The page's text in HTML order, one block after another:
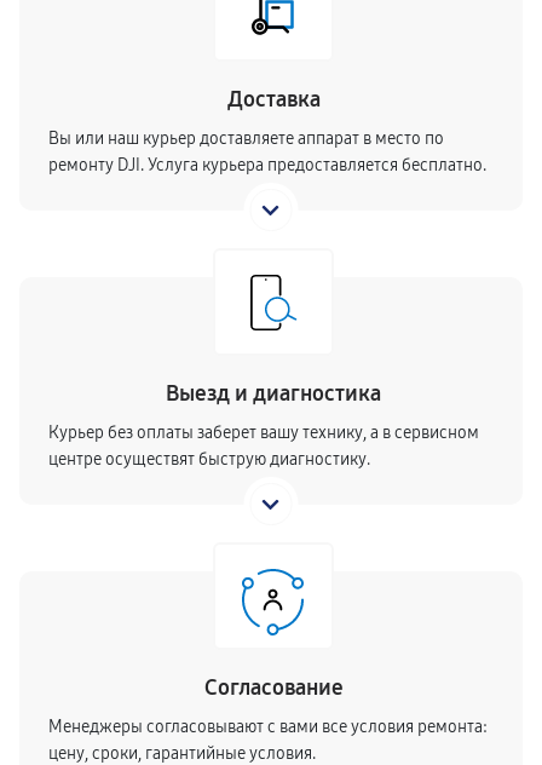
Доставка
Вы или наш курьер доставляете аппарат в место по
ремонту DJI. Услуга курьера предоставляется бесплатно.
Выезд и диагностика
Курьер без оплаты заберет вашу технику, а в сервисном
центре осуществят быструю диагностику.
Согласование
Менеджеры согласовывают с вами все условия ремонта:
цену, сроки, гарантийные условия.